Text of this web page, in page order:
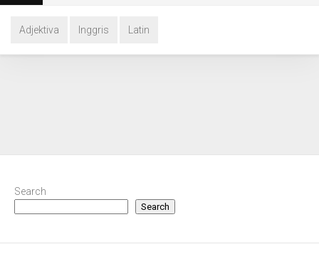
Adjektiva Inggris Latin
Search
Search